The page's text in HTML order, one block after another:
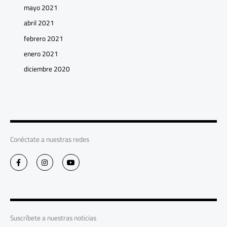
mayo 2021
abril 2021
febrero 2021
enero 2021
diciembre 2020
Conéctate a nuestras redes
F
a
c
o
-
f
I
n
s
r
m
Y
o
u
e
Suscríbete a nuestras noticias